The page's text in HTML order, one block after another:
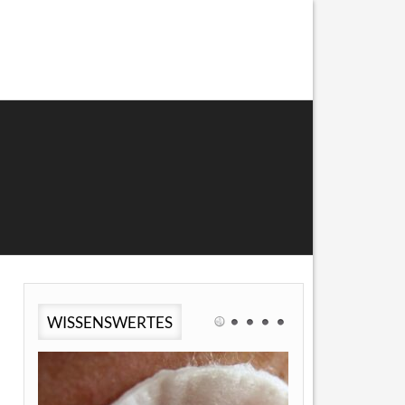
WISSENSWERTES